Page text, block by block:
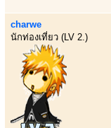
charwe
นักท่องเที่ยว (LV 2.)